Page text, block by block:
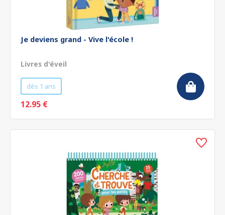
Je deviens grand - Vive l'école !
Livres d'éveil
dès 1 ans
12.95 €